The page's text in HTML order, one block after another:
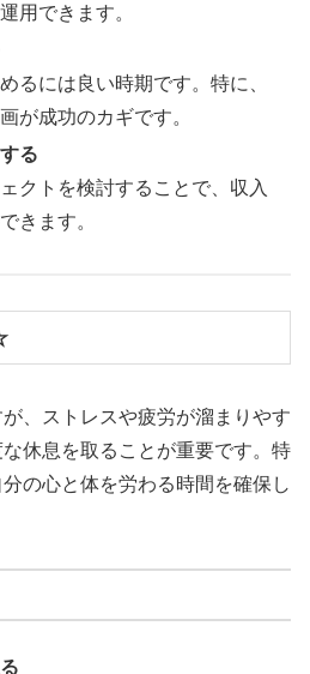
用できます。
るには良い時期です。特に、
が成功のカギです。
る
クトを検討することで、収入
きます。
、ストレスや疲労が溜まりやす
休息を取ることが重要です。特
の心と体を労わる時間を確保し